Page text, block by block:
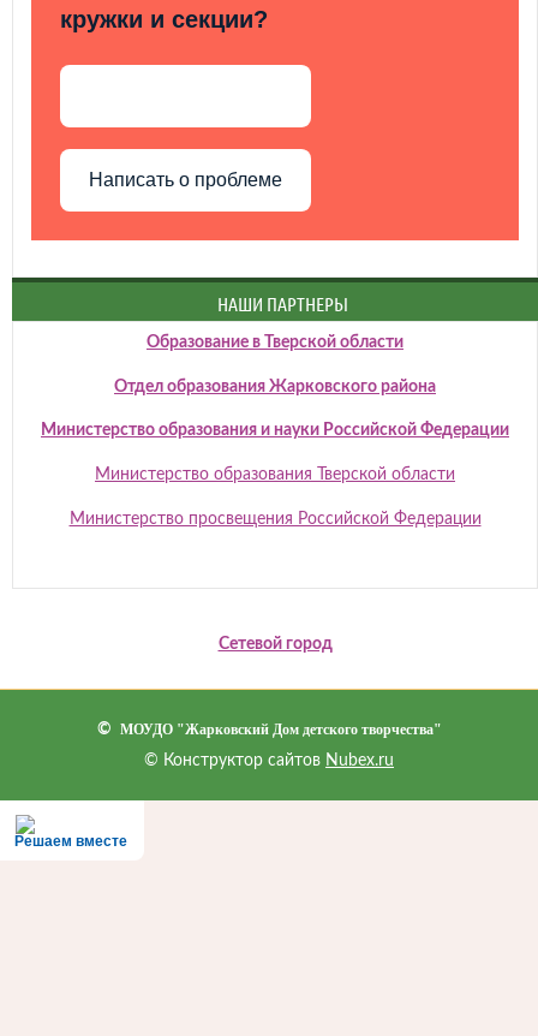
кружки и секции?
Написать о проблеме
НАШИ ПАРТНЕРЫ
Образование в Тверской области
Отдел образования Жарковского района
Министерство образования и науки Российской Федерации
Министерство образования Тверской области
Министерство просвещения Российской Федерации
Сетевой город
© МОУДО "Жарковский Дом детского творчества"
© Конструктор сайтов Nubex.ru
Решаем вместе